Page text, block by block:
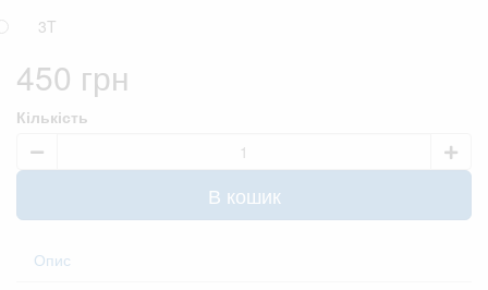
3T
450 грн
Кількість
В кошик
Опис